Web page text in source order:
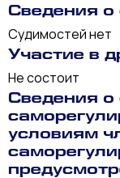
Сведения о
Судимостей нет
Участие в
Не состоит
Сведения о
условиям